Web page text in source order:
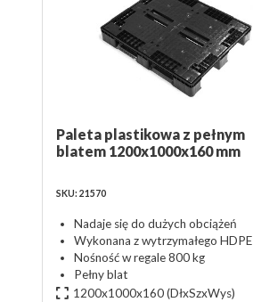
Paleta plastikowa z pełnym
blatem 1200x1000x160 mm
SKU: 21570
Nadaje się do dużych obciążeń
Wykonana z wytrzymałego HDPE
Nośność w regale 800 kg
Pełny blat
1200x1000x160(DłxSzxWys)